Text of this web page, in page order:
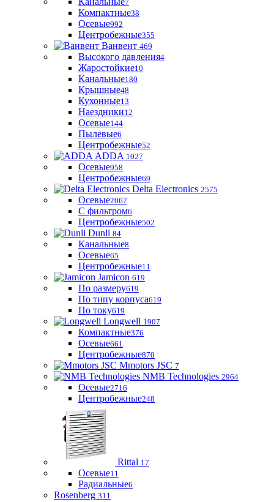
7
Компактные38
Осевые992
Центробежные355
Ванвент 469
Высокого давления4
Жаростойкие10
Канальные180
Крышные48
Кухонные13
Наездники12
Осевые144
Пылевые6
Центробежные52
ADDA 1027
Осевые958
Центробежные69
Delta Electronics 2575
Осевые2067
С фильтром6
Центробежные502
Dunli 84
Канальные8
Осевые65
Центробежные11
Jamicon 619
По размеру619
По типу корпуса619
По току619
Longwell 1907
Компактные376
Осевые661
Центробежные870
Mmotors JSC 7
NMB Technologies 2964
Осевые2716
Центробежные248
Rittal 17
Осевые11
Радиальные6
Rosenberg 311